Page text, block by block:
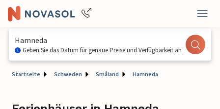
Hamneda
Geben Sie das Datum für genaue Preise und Verfügbarkeit an
Startseite Schweden Småland Hamneda